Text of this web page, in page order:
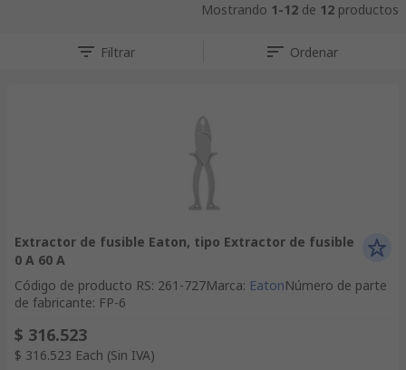
Mostrando 1-12 de 12 productos
Filtrar Ordenar
Extractor de fusible Eaton, tipo Extractor de fusible
0 A 60 A
Código de producto RS: 261-727Marca: EatonNúmero de parte
de fabricante: FP-6
$ 316.523
$ 316.523 Each (Sin IVA)